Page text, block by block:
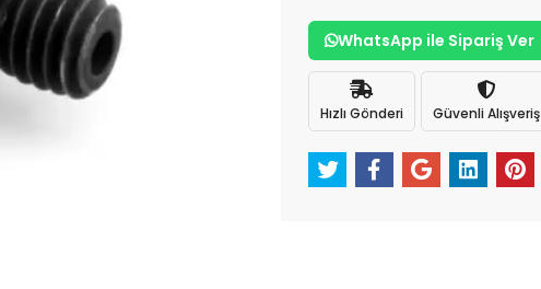
WhatsApp ile Sipariş Ver
Hızlı Gönderi Güvenli Alışveriş